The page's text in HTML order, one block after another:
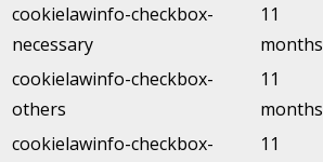
cookielawinfo-checkbox-
necessary
11
months
cookielawinfo-checkbox-
others
11
months
cookielawinfo-checkbox-
11